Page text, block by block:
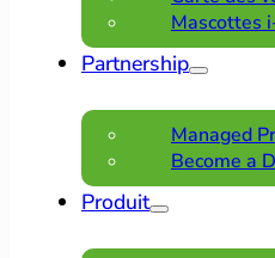
Mascottes
Partnership
Managed
Become a
Produit